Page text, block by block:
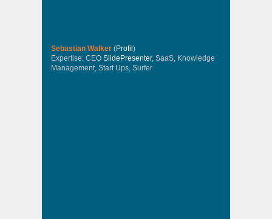
Sebastian Walker (Profil )
Expertise: CEO SlidePresenter, SaaS, Knowledge
Management, Start Ups, Surfer